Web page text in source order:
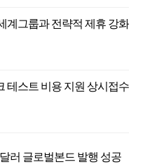
계그룹과 전략적 제휴 강화
테스트 비용 지원 상시접수
러 글로벌본드 발행 성공